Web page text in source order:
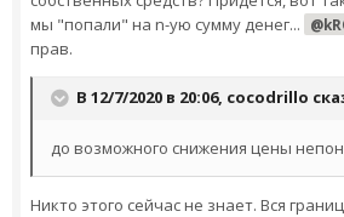
мы "попали" на n-ую сумму денег...
прав.
В 12/7/2020 в 20:06, cocodrillo
до возможного снижения цены
Никто этого сейчас не знает. Вся